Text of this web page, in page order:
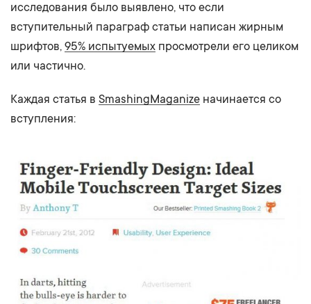
исследования было выявлено, что если
вступительный параграф статьи написан жирным
шрифтов, 95% испытуемых просмотрели его целиком
или частично.
Каждая статья в SmashingMaganize начинается со
вступления: